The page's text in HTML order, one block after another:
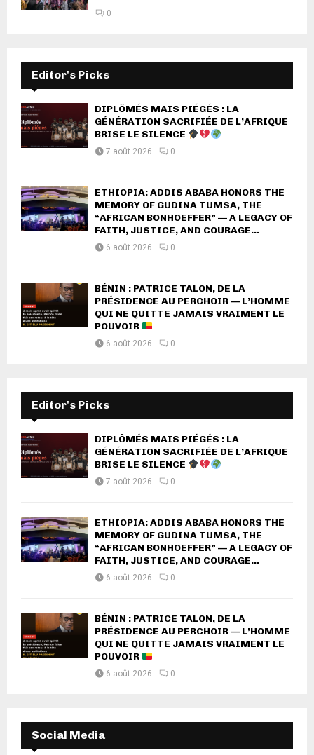
0
Editor's Picks
DIPLÔMÉS MAIS PIÉGÉS : LA
GÉNÉRATION SACRIFIÉE DE L’AFRIQUE
BRISE LE SILENCE
7 août 2026 0
ETHIOPIA: ADDIS ABABA HONORS THE
MEMORY OF GUDINA TUMSA, THE
“AFRICAN BONHOEFFER” — A LEGACY OF
FAITH, JUSTICE, AND COURAGE...
6 août 2026 0
BÉNIN : PATRICE TALON, DE LA
PRÉSIDENCE AU PERCHOIR — L’HOMME
QUI NE QUITTE JAMAIS VRAIMENT LE
POUVOIR
6 août 2026 0
Editor's Picks
DIPLÔMÉS MAIS PIÉGÉS : LA
GÉNÉRATION SACRIFIÉE DE L’AFRIQUE
BRISE LE SILENCE
7 août 2026 0
ETHIOPIA: ADDIS ABABA HONORS THE
MEMORY OF GUDINA TUMSA, THE
“AFRICAN BONHOEFFER” — A LEGACY OF
FAITH, JUSTICE, AND COURAGE...
6 août 2026 0
BÉNIN : PATRICE TALON, DE LA
PRÉSIDENCE AU PERCHOIR — L’HOMME
QUI NE QUITTE JAMAIS VRAIMENT LE
POUVOIR
6 août 2026 0
Social Media